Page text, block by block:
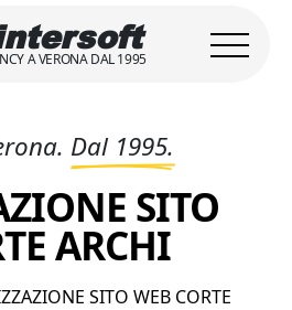
A VERONA DAL 1995
Dal 1995.
SITO
ARCHI
SITO WEB CORTE